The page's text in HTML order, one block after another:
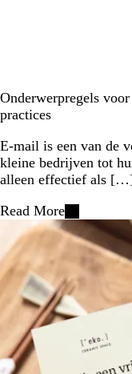
Onderwerpregels
practices
E-mail is een van de
kleine bedrijven tot
alleen effectief als
Read More